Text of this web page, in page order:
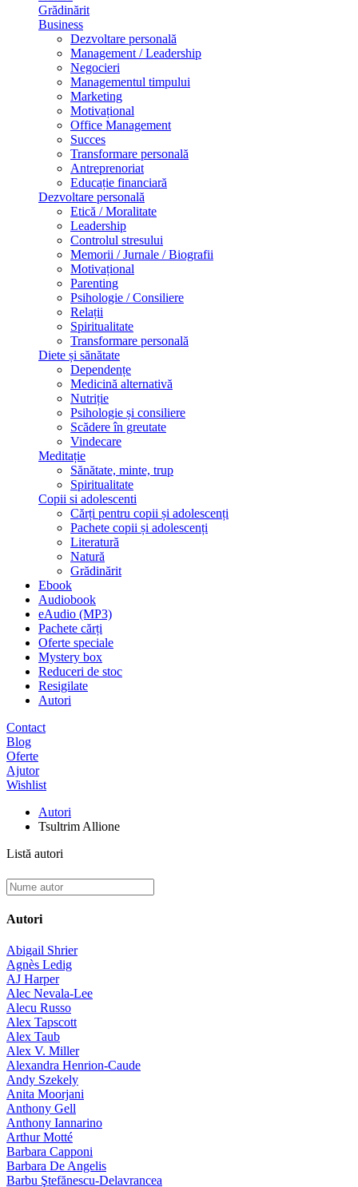
Grădinărit
Business
Dezvoltare personală
Management / Leadership
Negocieri
Managementul timpului
Marketing
Motivațional
Office Management
Succes
Transformare personală
Antreprenoriat
Educație financiară
Dezvoltare personală
Etică / Moralitate
Leadership
Controlul stresului
Memorii / Jurnale / Biografii
Motivațional
Parenting
Psihologie / Consiliere
Relații
Spiritualitate
Transformare personală
Diete și sănătate
Dependențe
Medicină alternativă
Nutriție
Psihologie și consiliere
Scădere în greutate
Vindecare
Meditație
Sănătate, minte, trup
Spiritualitate
Copii si adolescenti
Cărți pentru copii și adolescenți
Pachete copii și adolescenți
Literatură
Natură
Grădinărit
Ebook
Audiobook
eAudio (MP3)
Pachete cărți
Oferte speciale
Mystery box
Reduceri de stoc
Resigilate
Autori
Contact
Blog
Oferte
Ajutor
Wishlist
Autori
Tsultrim Allione
Listă autori
Autori
Abigail Shrier
Agnès Ledig
AJ Harper
Alec Nevala-Lee
Alecu Russo
Alex Tapscott
Alex Taub
Alex V. Miller
Alexandra Henrion-Caude
Andy Szekely
Anita Moorjani
Anthony Gell
Anthony Iannarino
Arthur Motté
Barbara Capponi
Barbara De Angelis
Barbu Ştefănescu-Delavrancea